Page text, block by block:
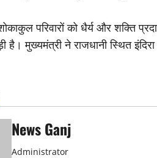
परिवारों को धैर्य और शक्ति
है। मुख्यमंत्री ने राजधानी स्थित
News Ganj
Administrator